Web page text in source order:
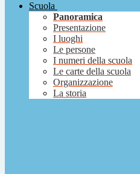
Scuola
Panoramica
Presentazione
I luoghi
Le persone
I numeri della scuola
Le carte della scuola
Organizzazione
La storia